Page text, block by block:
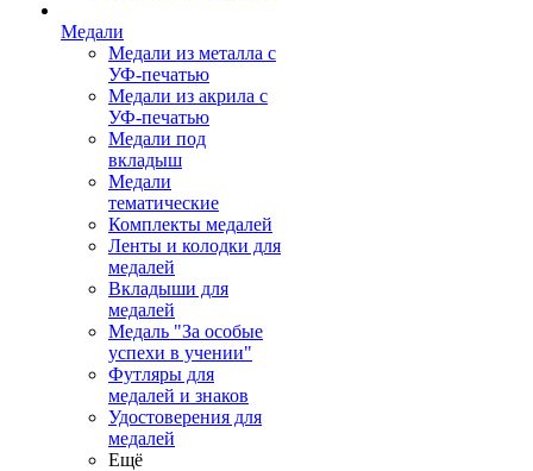
Медали
Медали из металла с
УФ-печатью
Медали из акрила с
УФ-печатью
Медали под
вкладыш
Медали
тематические
Комплекты медалей
Ленты и колодки для
медалей
Вкладыши для
медалей
Медаль "За особые
успехи в учении"
Футляры для
медалей и знаков
Удостоверения для
медалей
Ещё